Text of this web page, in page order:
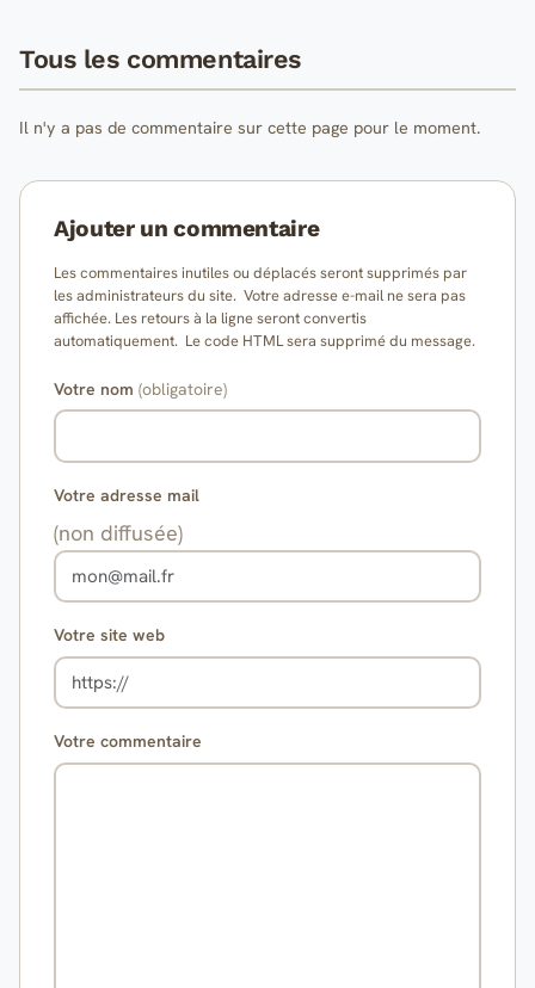
Tous les commentaires
Il n'y a pas de commentaire sur cette page pour le moment.
Ajouter un commentaire
Les commentaires inutiles ou déplacés seront supprimés par
les administrateurs du site. Votre adresse e-mail ne sera pas
affichée. Les retours à la ligne seront convertis
automatiquement. Le code HTML sera supprimé du message.
Votre nom (obligatoire)
Votre adresse mail
(non diffusée)
Votre site web
Votre commentaire